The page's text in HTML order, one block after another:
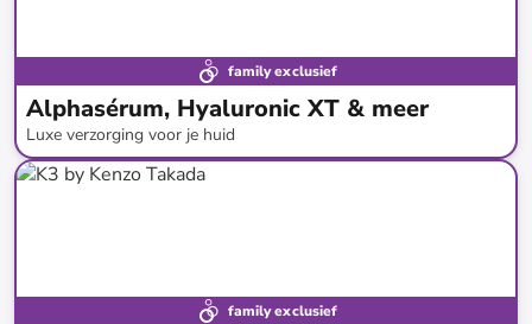
family exclusief
Alphasérum, Hyaluronic XT & meer
Luxe verzorging voor je huid
tot-92%*
family exclusief